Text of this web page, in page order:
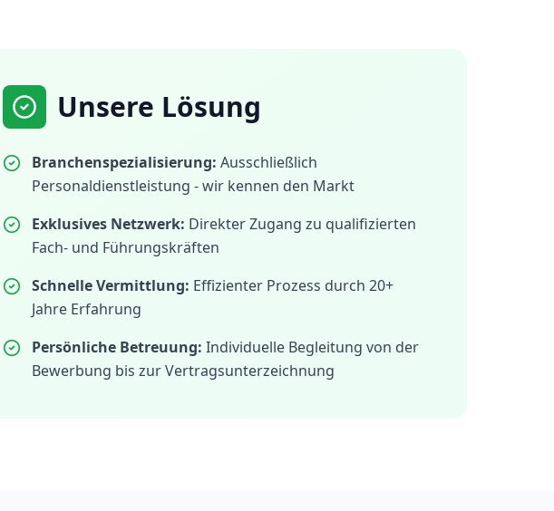
Unsere Lösung
Branchenspezialisierung: Ausschließlich
Personaldienstleistung - wir kennen den Markt
Exklusives Netzwerk: Direkter Zugang zu qualifizierten
Fach- und Führungskräften
Schnelle Vermittlung: Effizienter Prozess durch 20+
Jahre Erfahrung
Persönliche Betreuung: Individuelle Begleitung von der
Bewerbung bis zur Vertragsunterzeichnung